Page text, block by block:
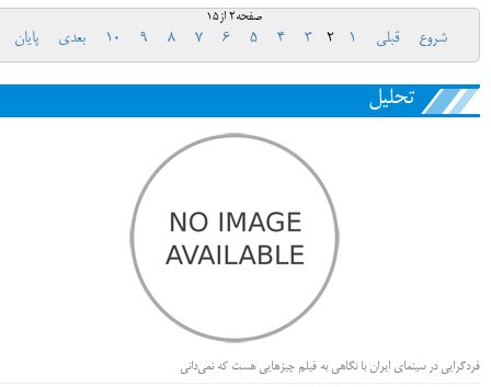
صفحه2 از15
شروع قبلی 1
2
3
4
5
6
7
8
9
10 بعدی پایان
تحلیل
فردگرایی در سینمای ایران با نگاهی به فیلم چیزهایی هست که نمی‌دانی